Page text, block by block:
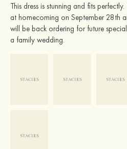
This dress is stunning and fits
at homecoming on September 28th
will be back ordering for future
a family wedding.